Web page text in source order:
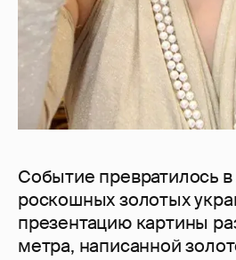
Событие превратилось
роскошных золотых
презентацию картины
метра, написанной